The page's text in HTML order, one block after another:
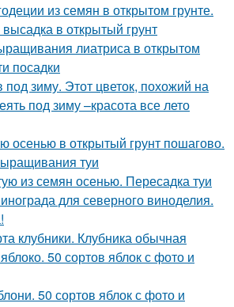
из семян в открытом грунте.
в открытый грунт
лиатриса в открытом
посадки
зиму. Этот цветок, похожий на
под зиму –красота все лето
осенью в открытый грунт пошагово.
туи
из семян осенью. Пересадка туи
для северного виноделия.
клубники. Клубника обычная
50 сортов яблок с фото и
50 сортов яблок с фото и